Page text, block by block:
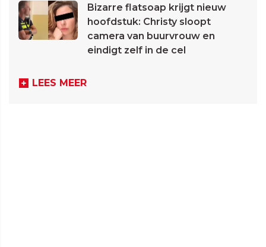
Bizarre flatsoap krijgt nieuw
hoofdstuk: Christy sloopt
camera van buurvrouw en
eindigt zelf in de cel
LEES MEER